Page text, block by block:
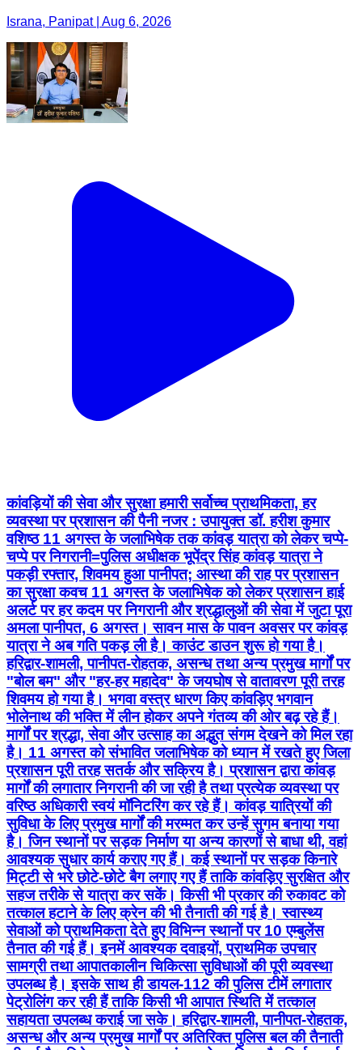
Israna, Panipat | Aug 6, 2026
कांवड़ियों की सेवा और सुरक्षा हमारी सर्वोच्च प्राथमिकता, हर
व्यवस्था पर प्रशासन की पैनी नजर : उपायुक्त डॉ. हरीश कुमार
वशिष्ठ 11 अगस्त के जलाभिषेक तक कांवड़ यात्रा को लेकर चप्पे-
चप्पे पर निगरानी=पुलिस अधीक्षक भूपेंद्र सिंह कांवड़ यात्रा ने
पकड़ी रफ्तार, शिवमय हुआ पानीपत; आस्था की राह पर प्रशासन
का सुरक्षा कवच 11 अगस्त के जलाभिषेक को लेकर प्रशासन हाई
अलर्ट पर हर कदम पर निगरानी और श्रद्धालुओं की सेवा में जुटा पूरा
अमला पानीपत, 6 अगस्त। सावन मास के पावन अवसर पर कांवड़
यात्रा ने अब गति पकड़ ली है। काउंट डाउन शुरू हो गया है।
हरिद्वार-शामली, पानीपत-रोहतक, असन्ध तथा अन्य प्रमुख मार्गों पर
"बोल बम" और "हर-हर महादेव" के जयघोष से वातावरण पूरी तरह
शिवमय हो गया है। भगवा वस्त्र धारण किए कांवड़िए भगवान
भोलेनाथ की भक्ति में लीन होकर अपने गंतव्य की ओर बढ़ रहे हैं।
मार्गों पर श्रद्धा, सेवा और उत्साह का अद्भुत संगम देखने को मिल रहा
है। 11 अगस्त को संभावित जलाभिषेक को ध्यान में रखते हुए जिला
प्रशासन पूरी तरह सतर्क और सक्रिय है। प्रशासन द्वारा कांवड़
मार्गों की लगातार निगरानी की जा रही है तथा प्रत्येक व्यवस्था पर
वरिष्ठ अधिकारी स्वयं मॉनिटरिंग कर रहे हैं। कांवड़ यात्रियों की
सुविधा के लिए प्रमुख मार्गों की मरम्मत कर उन्हें सुगम बनाया गया
है। जिन स्थानों पर सड़क निर्माण या अन्य कारणों से बाधा थी, वहां
आवश्यक सुधार कार्य कराए गए हैं। कई स्थानों पर सड़क किनारे
मिट्टी से भरे छोटे-छोटे बैग लगाए गए हैं ताकि कांवड़िए सुरक्षित और
सहज तरीके से यात्रा कर सकें। किसी भी प्रकार की रुकावट को
तत्काल हटाने के लिए क्रेन की भी तैनाती की गई है। स्वास्थ्य
सेवाओं को प्राथमिकता देते हुए विभिन्न स्थानों पर 10 एम्बुलेंस
तैनात की गई हैं। इनमें आवश्यक दवाइयों, प्राथमिक उपचार
सामग्री तथा आपातकालीन चिकित्सा सुविधाओं की पूरी व्यवस्था
उपलब्ध है। इसके साथ ही डायल-112 की पुलिस टीमें लगातार
पेट्रोलिंग कर रही हैं ताकि किसी भी आपात स्थिति में तत्काल
सहायता उपलब्ध कराई जा सके। हरिद्वार-शामली, पानीपत-रोहतक,
असन्ध और अन्य प्रमुख मार्गों पर अतिरिक्त पुलिस बल की तैनाती